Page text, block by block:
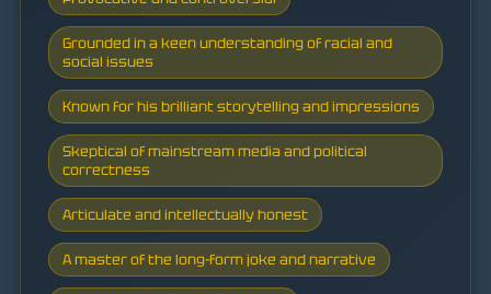
Grounded in a keen understanding of racial and
social issues
Known for his brilliant storytelling and impressions
Skeptical of mainstream media and political
correctness
Articulate and intellectually honest
A master of the long-form joke and narrative